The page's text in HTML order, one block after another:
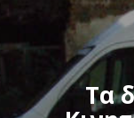
Τα